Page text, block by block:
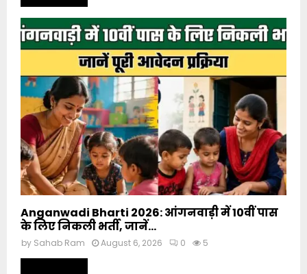
Anganwadi Bharti 2026: आंगनवाड़ी में 10वीं पास
के लिए निकली भर्ती, जानें...
by Sahab Ram August 6, 2026 0 5